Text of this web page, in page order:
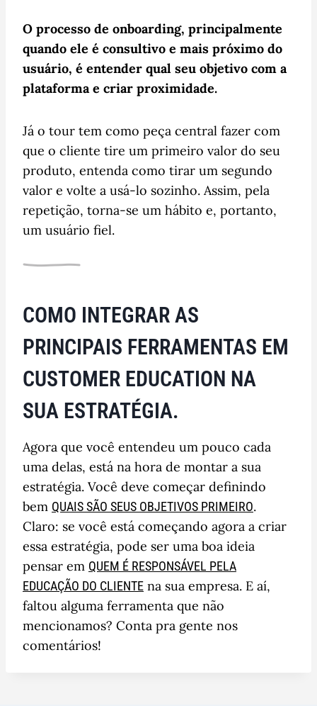
O processo de onboarding, principalmente
quando ele é consultivo e mais próximo do
usuário, é entender qual seu objetivo com a
plataforma e criar proximidade.
Já o tour tem como peça central fazer com
que o cliente tire um primeiro valor do seu
produto, entenda como tirar um segundo
valor e volte a usá-lo sozinho. Assim, pela
repetição, torna-se um hábito e, portanto,
um usuário fiel.
COMO INTEGRAR AS
PRINCIPAIS FERRAMENTAS EM
CUSTOMER EDUCATION NA
SUA ESTRATÉGIA.
Agora que você entendeu um pouco cada
uma delas, está na hora de montar a sua
estratégia. Você deve começar definindo
bem QUAIS SÃO SEUS OBJETIVOS PRIMEIRO.
Claro: se você está começando agora a criar
essa estratégia, pode ser uma boa ideia
pensar em QUEM É RESPONSÁVEL PELA
EDUCAÇÃO DO CLIENTE na sua empresa. E aí,
faltou alguma ferramenta que não
mencionamos? Conta pra gente nos
comentários!